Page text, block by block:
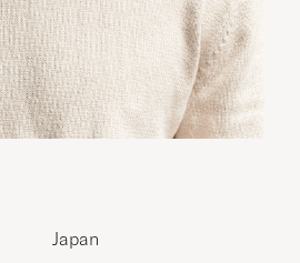
Japan